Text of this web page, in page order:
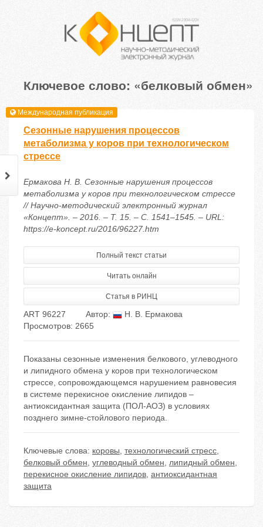
Ключевое слово: «белковый обмен»
Международная публикация
Сезонные нарушения процессов
метаболизма у коров при технологическом
стрессе
Ермакова Н. В. Сезонные нарушения процессов
метаболизма у коров при технологическом стрессе
// Научно-методический электронный журнал
«Концепт». – 2016. – Т. 15. – С. 1541–1545. – URL:
https://e-koncept.ru/2016/96227.htm
Полный текст статьи
Читать онлайн
Статья в РИНЦ
ART 96227 Автор:
Н. В. Ермакова
Просмотров: 2665
Показаны сезонные изменения белкового, углеводного
и липидного обмена у коров при технологическом
стрессе, сопровождающемся нарушением равновесия
в системе перекисное окисление липидов –
антиоксидантная защита (ПОЛ-АОЗ) в условиях
позднего зимне-стойлового периода.
Ключевые слова: коровы, технологический стресс,
белковый обмен, углеводный обмен, липидный обмен,
перекисное окисление липидов, антиоксидантная
защита